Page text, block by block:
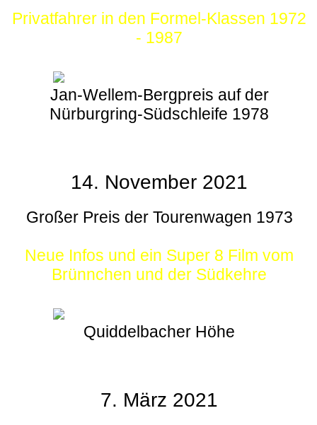
Privatfahrer in den Formel-Klassen 1972
- 1987
Jan-Wellem-Bergpreis auf der
Nürburgring-Südschleife 1978
14. November 2021
Großer Preis der Tourenwagen 1973
Neue Infos und ein Super 8 Film vom
Brünnchen und der Südkehre
Quiddelbacher Höhe
7. März 2021